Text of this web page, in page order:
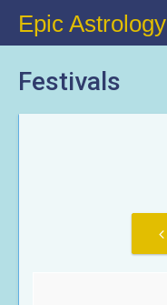
Epic Astrology
Festivals